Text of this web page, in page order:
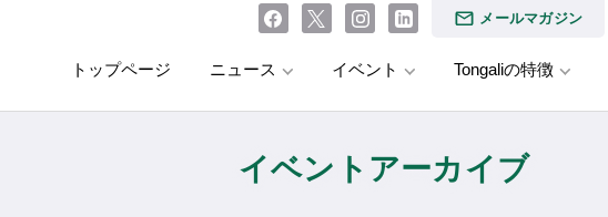
メールマガジン
トップページ ニュース イベント Tongaliの特徴
イベントアーカイブ